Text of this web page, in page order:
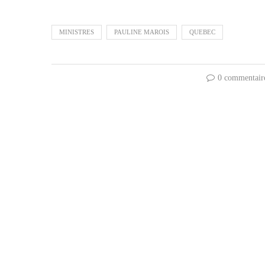
MINISTRES PAULINE MAROIS QUEBEC
0